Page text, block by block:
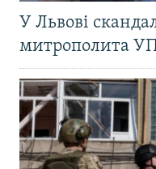
У Львові
митрополита